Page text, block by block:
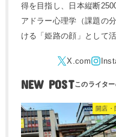
得を目指し、日本縦断
アドラー心理学（課題の
ける「姫路の顔」として
NEW POST
開店・